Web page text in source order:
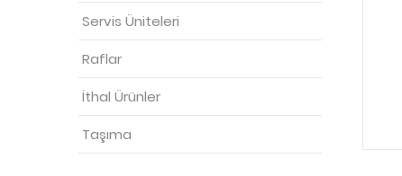
Servis Üniteleri
Raflar
İthal Ürünler
Taşıma